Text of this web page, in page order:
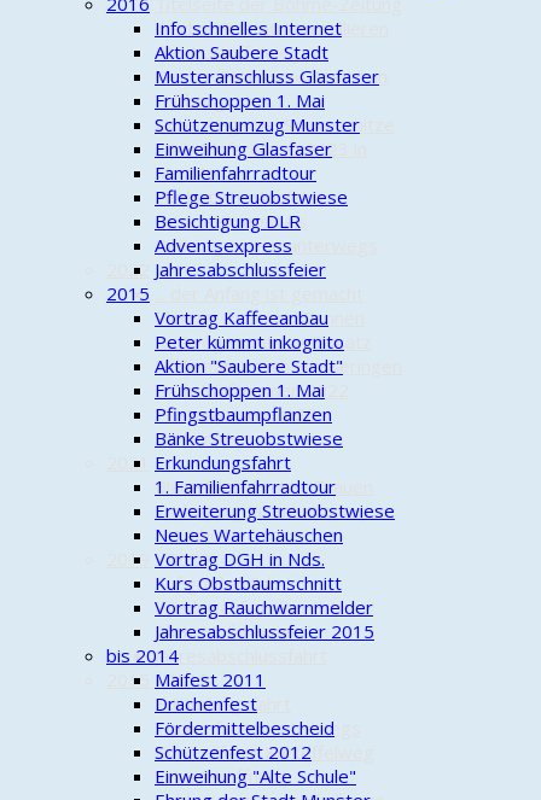
Oertze Piraten kontrollieren
den Kartoffelweg
Oertze Piraten zu Besuch in
Faßberg
Unterwegs bei Sommerhitze
24-h-Mofarennen 2023 in
Munster
Herbstliche Ausfahrt
Oertze Piraten als
Radwegepaten unterwegs
2022
Pleiten, Pech und Pannen
Radwegepaten im Einsatz
Höllenfahrt nach Hösseringen
24-h-Mofarennen 2022
Piratensaison 2022
Lichterfahrt
2021
Blaue Wolken über Trauen
Eroberung Eisenherzchen
Hohoho!!!
2019 - 2020
Auf großer Fahrt
Wieder auf großer Fahrt
24-h-Mofarennen
Jahresabschlussfahrt
2015 - 2018
Erkundungsfahrt
Tourenfahrer unterwegs
Kontrollfahrt Kartoffelweg
Saisoneröffnung
Info schnelles Internet
Aktion Saubere Stadt
Musteranschluss Glasfaser
Frühschoppen 1. Mai
Schützenumzug Munster
Einweihung Glasfaser
Familienfahrradtour
Pflege Streuobstwiese
Besichtigung DLR
Adventsexpress
Jahresabschlussfeier
2015
Vortrag Kaffeeanbau
Peter kümmt inkognito
Aktion "Saubere Stadt"
Frühschoppen 1. Mai
Pfingstbaumpflanzen
Bänke Streuobstwiese
Erkundungsfahrt
1. Familienfahrradtour
Erweiterung Streuobstwiese
Neues Wartehäuschen
Vortrag DGH in Nds.
Kurs Obstbaumschnitt
Vortrag Rauchwarnmelder
Jahresabschlussfeier 2015
bis 2014
Maifest 2011
Drachenfest
Fördermittelbescheid
Schützenfest 2012
Einweihung "Alte Schule"